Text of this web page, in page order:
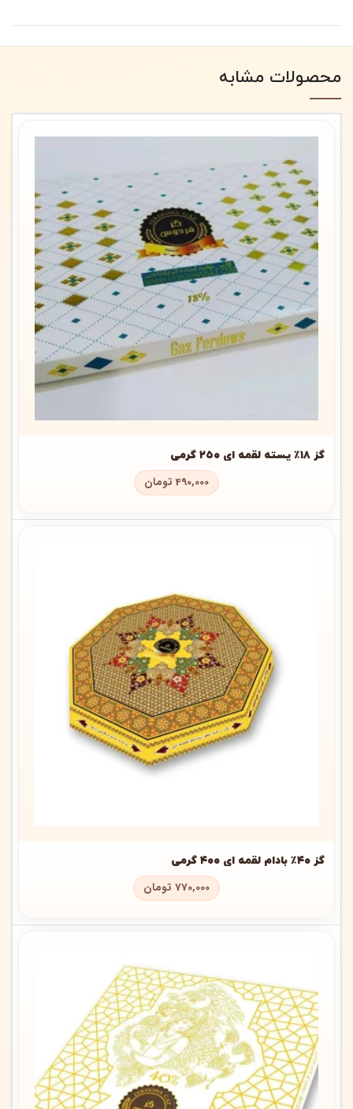
محصولات مشابه
گز ۱۸٪ پسته لقمه ای ۲۵۰ گرمی
490,000 تومان
گز ۴۰٪ بادام لقمه ای ۴۰۰ گرمی
770,000 تومان